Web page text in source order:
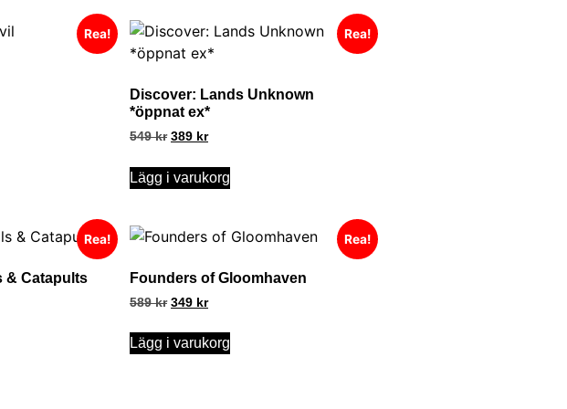
Rea! Rea!
Discover: Lands Unknown
*öppnat ex*
549kr 389 kr
Lägg i varukorg
Rea!
& Catapults
Rea!
Founders of Gloomhaven
589kr 349 kr
Lägg i varukorg